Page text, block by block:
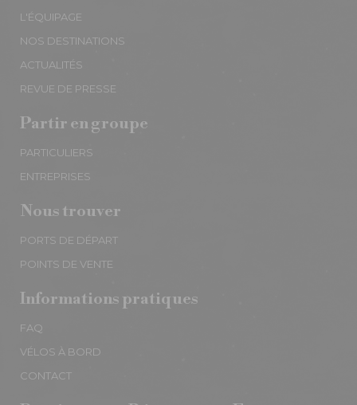
L'ÉQUIPAGE
NOS DESTINATIONS
ACTUALITÉS
REVUE DE PRESSE
Partir en groupe
PARTICULIERS
ENTREPRISES
Nous trouver
PORTS DE DÉPART
POINTS DE VENTE
Informations pratiques
FAQ
VÉLOS À BORD
CONTACT